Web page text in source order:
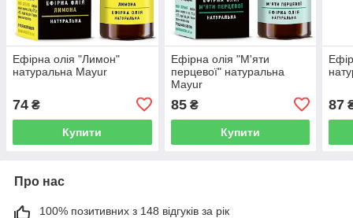
Ефірна олія "Лимон"
натуральна Mayur
74 ₴
Купити
Ефірна олія "М'яти
перцевої" натуральна
Mayur
85₴
Купити
87
Про нас
100% позитивних з 148 відгуків за рік